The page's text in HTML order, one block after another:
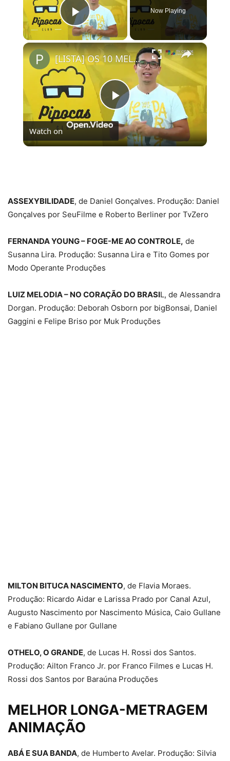
Play Video
Now Playing
×
Play
Video
[LISTA] OS 10 MELHORES FILMES ORIGINAIS NETFLIX | #PipocasIndica
Watch on
ASSEXYBILIDADE, de Daniel Gonçalves. Produção: Daniel
Gonçalves por SeuFilme e Roberto Berliner por TvZero
FERNANDA YOUNG – FOGE-ME AO CONTROLE, de
Susanna Lira. Produção: Susanna Lira e Tito Gomes por
Modo Operante Produções
LUIZ MELODIA – NO CORAÇÃO DO BRASIL, de Alessandra
Dorgan. Produção: Deborah Osborn por bigBonsai, Daniel
Gaggini e Felipe Briso por Muk Produções
MILTON BITUCA NASCIMENTO, de Flavia Moraes.
Produção: Ricardo Aidar e Larissa Prado por Canal Azul,
Augusto Nascimento por Nascimento Música, Caio Gullane
e Fabiano Gullane por Gullane
OTHELO, O GRANDE, de Lucas H. Rossi dos Santos.
Produção: Ailton Franco Jr. por Franco Filmes e Lucas H.
Rossi dos Santos por Baraúna Produções
MELHOR LONGA-METRAGEM
ANIMAÇÃO
ABÁ E SUA BANDA, de Humberto Avelar. Produção: Silvia